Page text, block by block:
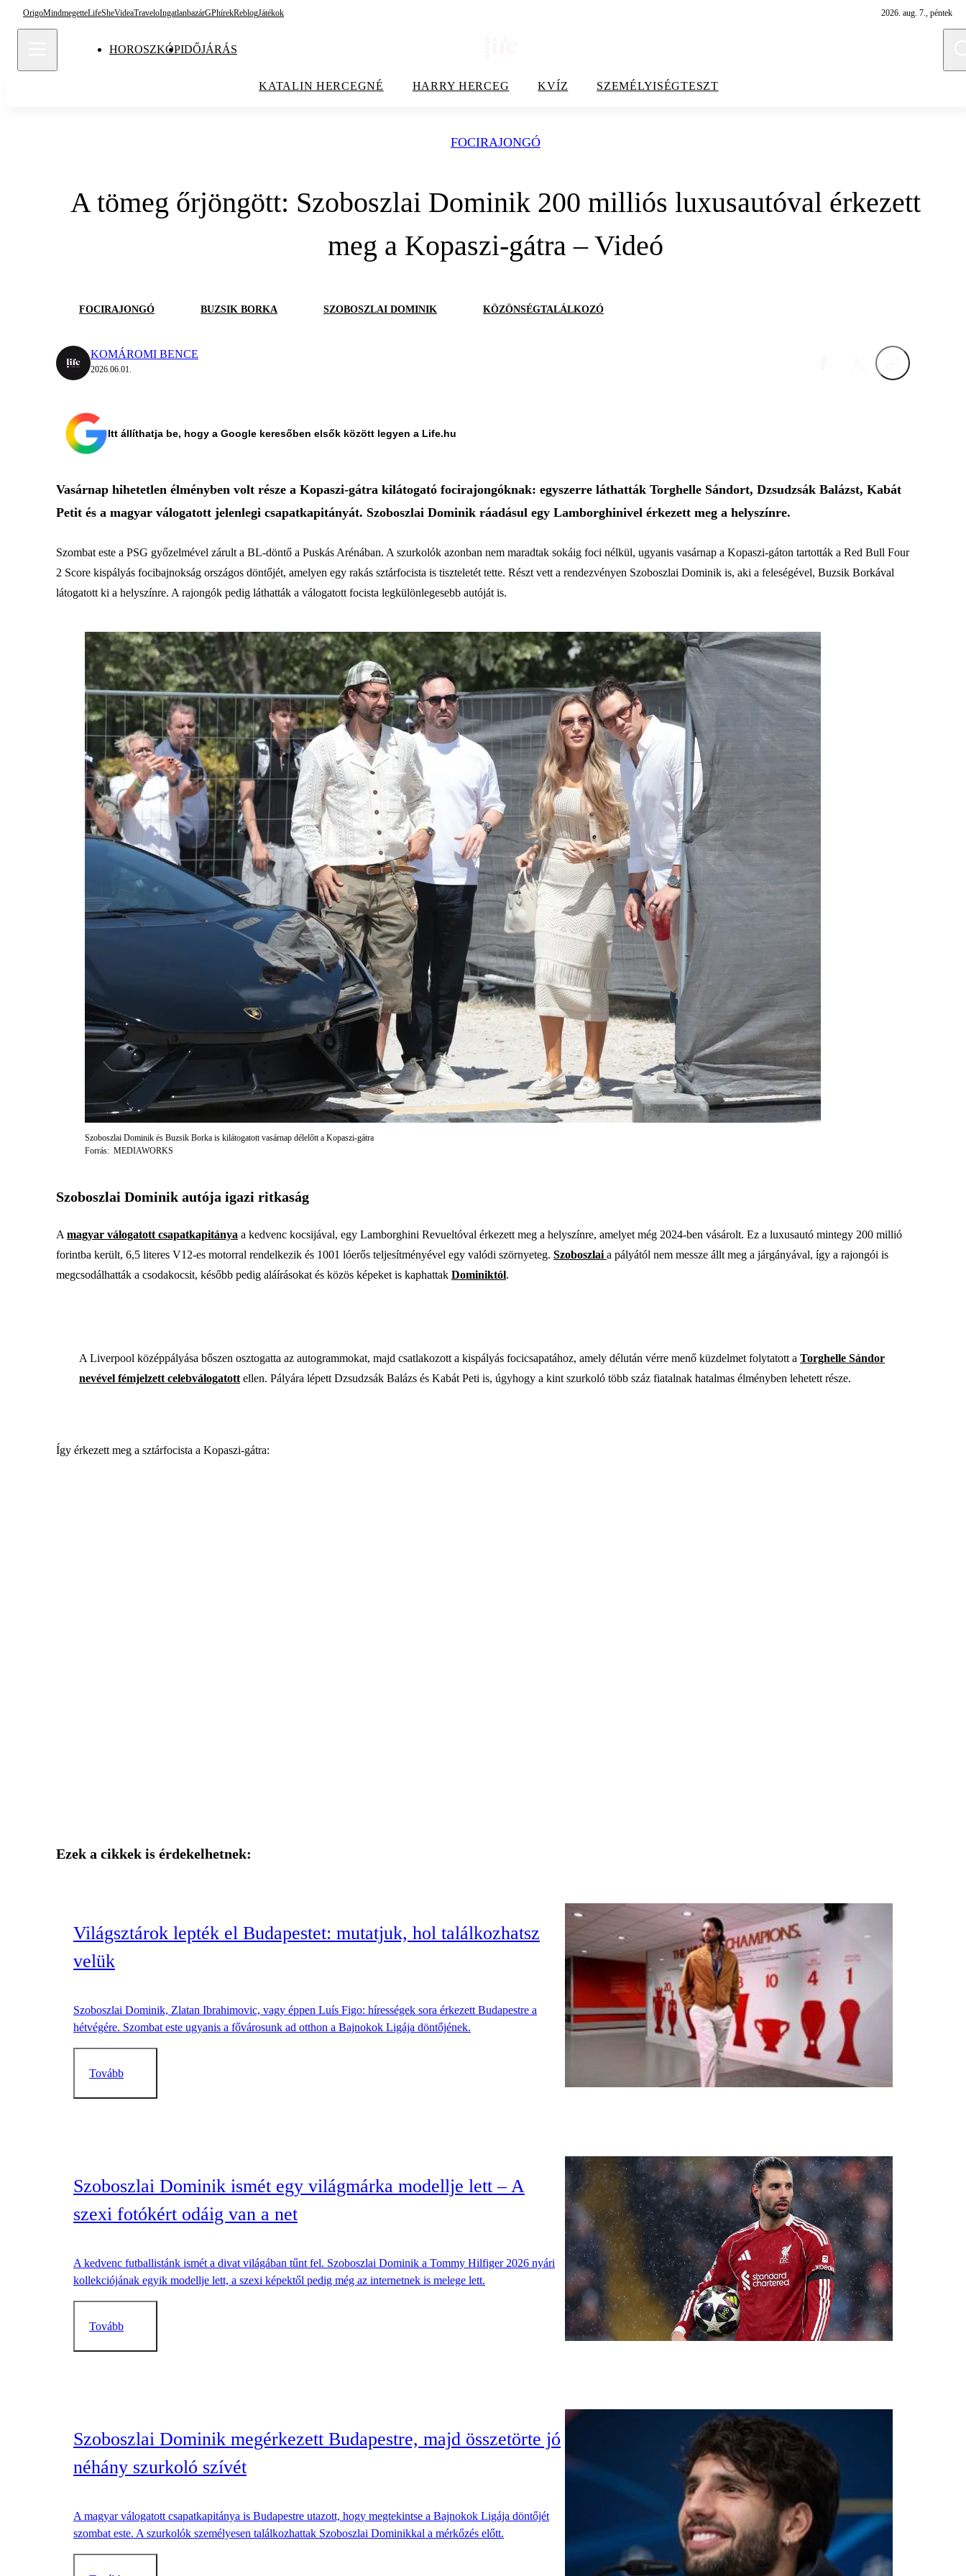
OrigoMindmegetteLifeSheVideaTraveloIngatlanbazárGPhírekReblogJátékok 2026. aug. 7., péntek
HOROSZKÓPIDŐJÁRÁS
KATALIN HERCEGNÉ HARRY HERCEG KVÍZ SZEMÉLYISÉGTESZT
FOCIRAJONGÓ
A tömeg őrjöngött: Szoboszlai Dominik 200 milliós luxusautóval érkezett
meg a Kopaszi-gátra – Videó
FOCIRAJONGÓ BUZSIK BORKA SZOBOSZLAI DOMINIK KÖZÖNSÉGTALÁLKOZÓ
KOMÁROMI BENCE
2026.06.01.
Itt állíthatja be, hogy a Google keresőben elsők között legyen a Life.hu
Vasárnap hihetetlen élményben volt része a Kopaszi-gátra kilátogató focirajongóknak: egyszerre láthatták Torghelle Sándort, Dzsudzsák Balázst, Kabát
Petit és a magyar válogatott jelenlegi csapatkapitányát. Szoboszlai Dominik ráadásul egy Lamborghinivel érkezett meg a helyszínre.
Szombat este a PSG győzelmével zárult a BL-döntő a Puskás Arénában. A szurkolók azonban nem maradtak sokáig foci nélkül, ugyanis vasárnap a Kopaszi-gáton tartották a Red Bull Four
2 Score kispályás focibajnokság országos döntőjét, amelyen egy rakás sztárfocista is tiszteletét tette. Részt vett a rendezvényen Szoboszlai Dominik is, aki a feleségével, Buzsik Borkával
látogatott ki a helyszínre. A rajongók pedig láthatták a válogatott focista legkülönlegesebb autóját is.
Szoboszlai Dominik és Buzsik Borka is kilátogatott vasárnap délelőtt a Kopaszi-gátra
Forrás: MEDIAWORKS
Szoboszlai Dominik autója igazi ritkaság
A magyar válogatott csapatkapitánya a kedvenc kocsijával, egy Lamborghini Revueltóval érkezett meg a helyszínre, amelyet még 2024-ben vásárolt. Ez a luxusautó mintegy 200 millió
forintba került, 6,5 literes V12-es motorral rendelkezik és 1001 lóerős teljesítményével egy valódi szörnyeteg. Szoboszlai a pályától nem messze állt meg a járgányával, így a rajongói is
megcsodálhatták a csodakocsit, később pedig aláírásokat és közös képeket is kaphattak Dominiktól.
A Liverpool középpályása bőszen osztogatta az autogrammokat, majd csatlakozott a kispályás focicsapatához, amely délután vérre menő küzdelmet folytatott a Torghelle Sándor
nevével fémjelzett celebválogatott ellen. Pályára lépett Dzsudzsák Balázs és Kabát Peti is, úgyhogy a kint szurkoló több száz fiatalnak hatalmas élményben lehetett része.
Így érkezett meg a sztárfocista a Kopaszi-gátra:
Ezek a cikkek is érdekelhetnek:
Világsztárok lepték el Budapestet: mutatjuk, hol találkozhatsz
velük
Szoboszlai Dominik, Zlatan Ibrahimovic, vagy éppen Luís Figo: hírességek sora érkezett Budapestre a
hétvégére. Szombat este ugyanis a fővárosunk ad otthon a Bajnokok Ligája döntőjének.
Tovább
Szoboszlai Dominik ismét egy világmárka modellje lett – A
szexi fotókért odáig van a net
A kedvenc futballistánk ismét a divat világában tűnt fel. Szoboszlai Dominik a Tommy Hilfiger 2026 nyári
kollekciójának egyik modellje lett, a szexi képektől pedig még az internetnek is melege lett.
Tovább
Szoboszlai Dominik megérkezett Budapestre, majd összetörte jó
néhány szurkoló szívét
A magyar válogatott csapatkapitánya is Budapestre utazott, hogy megtekintse a Bajnokok Ligája döntőjét
szombat este. A szurkolók személyesen találkozhattak Szoboszlai Dominikkal a mérkőzés előtt.